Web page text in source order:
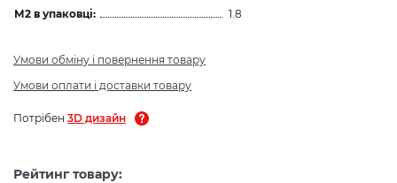
М2 в упаковці:
1.8
Умови обміну і повернення товару
Умови оплати і доставки товару
Потрібен 3D дизайн
Рейтинг товару: